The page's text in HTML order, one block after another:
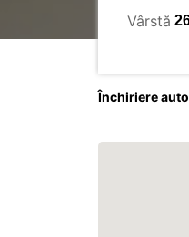
Vârstă
Închiriere auto